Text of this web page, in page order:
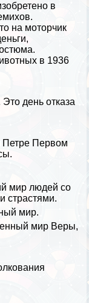
в
на моторчик
в 1936
день отказа
Петре Первом
мир людей со
страстями.
мир.
мир Веры,